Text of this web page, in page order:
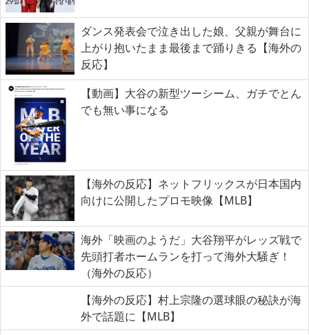
ダンス発表会で泣き出した娘、父親が舞台に
上がり抱いたまま最後まで踊りきる【海外の
反応】
【動画】大谷の新型ツーシーム、ガチでとん
でも無い事になる
【海外の反応】ネットフリックスが日本国内
向けに公開したプロモ映像【MLB】
海外「映画のようだ」大谷翔平がレッズ戦で
先頭打者ホームランを打って海外大騒ぎ！
（海外の反応）
【海外の反応】村上宗隆の選球眼の秘訣が海
外で話題に【MLB】